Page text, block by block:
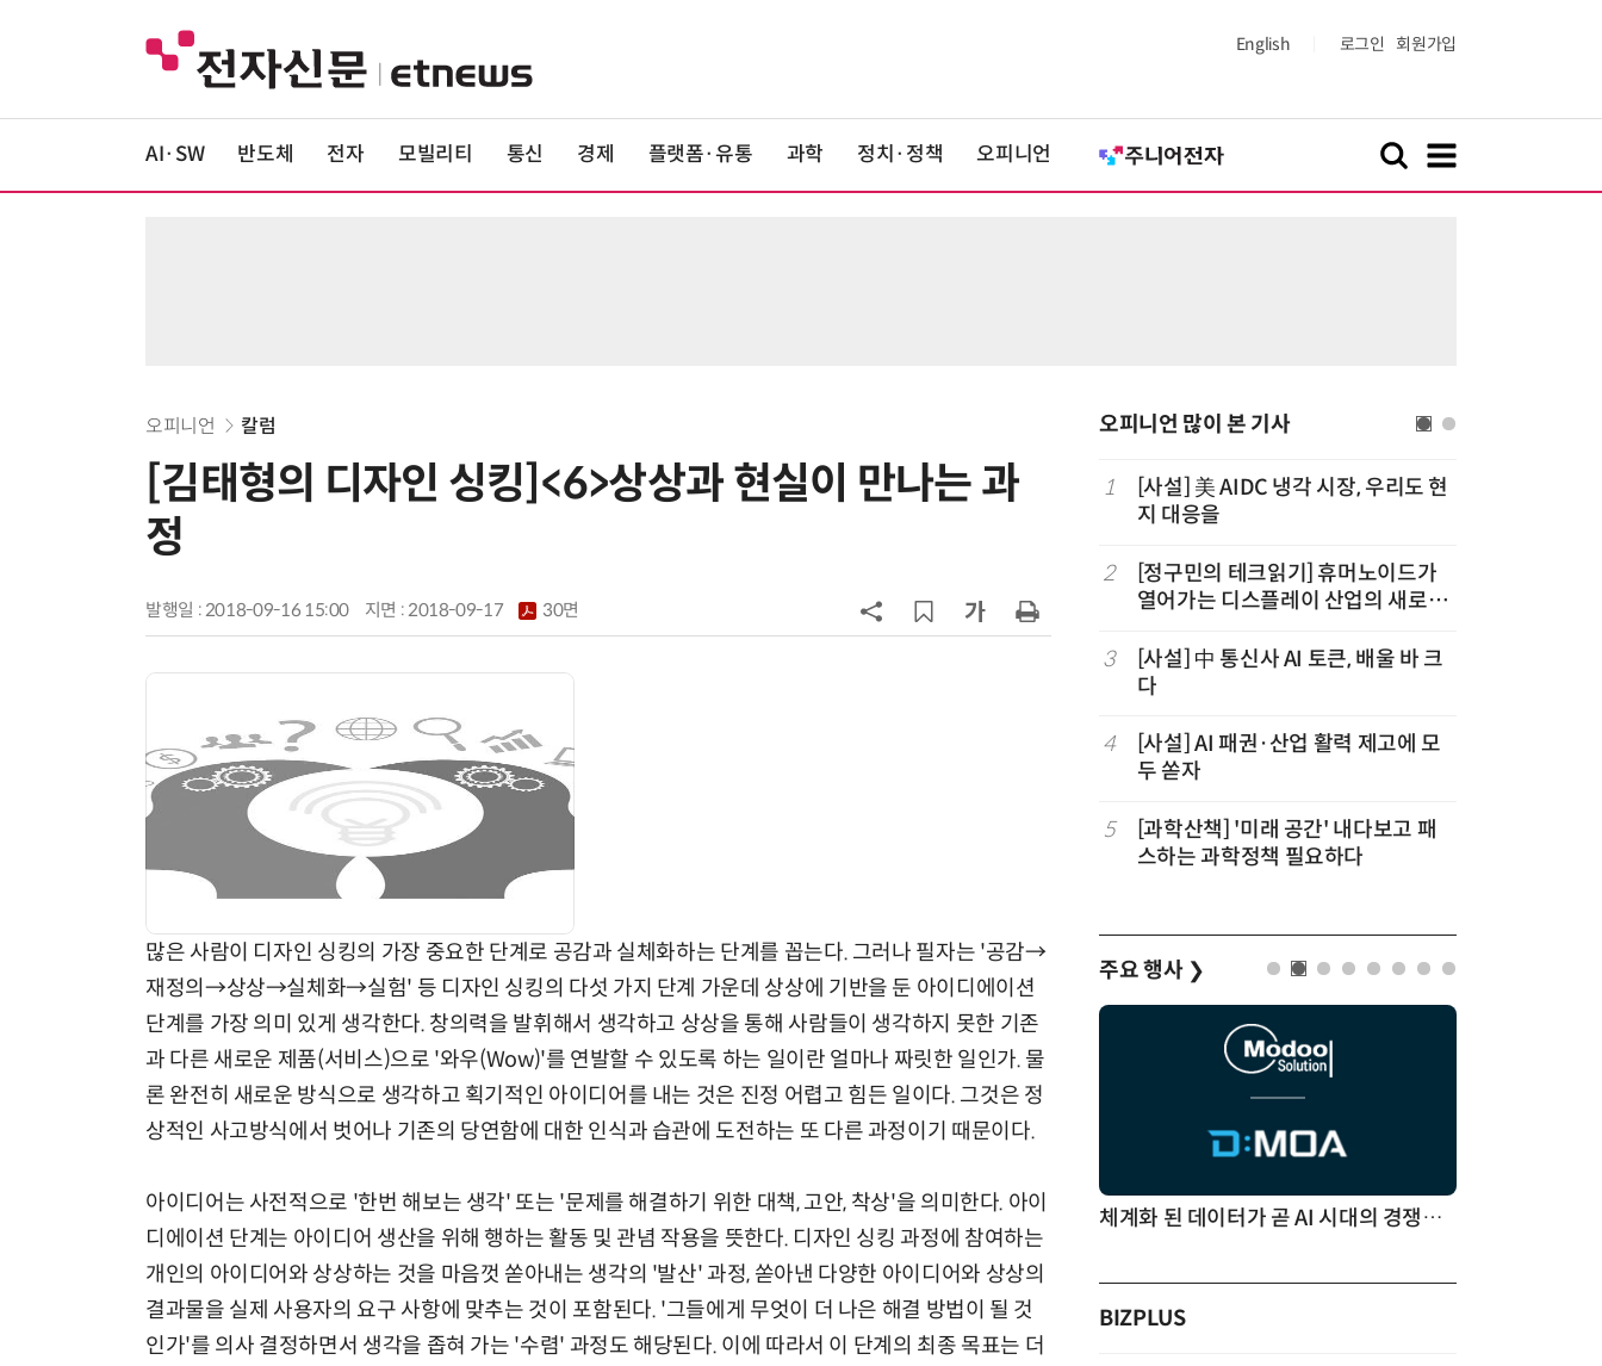
English 로그인 회원가입
AI·SW 반도체 전자 모빌리티 통신 경제 플랫폼·유통 과학 정치·정책 오피니언
오피니언 칼럼
[김태형의 디자인 싱킹]<6>상상과 현실이 만나는 과
정
발행일 : 2018-09-16 15:00 지면 :2018-09-17 30면
많은 사람이 디자인 싱킹의 가장 중요한 단계로 공감과 실체화하는 단계를 꼽는다. 그러나 필자는 '공감→
재정의→상상→실체화→실험' 등 디자인 싱킹의 다섯 가지 단계 가운데 상상에 기반을 둔 아이디에이션
단계를 가장 의미 있게 생각한다. 창의력을 발휘해서 생각하고 상상을 통해 사람들이 생각하지 못한 기존
과 다른 새로운 제품(서비스)으로 '와우(Wow)'를 연발할 수 있도록 하는 일이란 얼마나 짜릿한 일인가. 물
론 완전히 새로운 방식으로 생각하고 획기적인 아이디어를 내는 것은 진정 어렵고 힘든 일이다. 그것은 정
상적인 사고방식에서 벗어나 기존의 당연함에 대한 인식과 습관에 도전하는 또 다른 과정이기 때문이다.
아이디어는 사전적으로 '한번 해보는 생각' 또는 '문제를 해결하기 위한 대책, 고안, 착상'을 의미한다. 아이
디에이션 단계는 아이디어 생산을 위해 행하는 활동 및 관념 작용을 뜻한다. 디자인 싱킹 과정에 참여하는
개인의 아이디어와 상상하는 것을 마음껏 쏟아내는 생각의 '발산' 과정, 쏟아낸 다양한 아이디어와 상상의
결과물을 실제 사용자의 요구 사항에 맞추는 것이 포함된다. '그들에게 무엇이 더 나은 해결 방법이 될 것
인가'를 의사 결정하면서 생각을 좁혀 가는 '수렴' 과정도 해당된다. 이에 따라서 이 단계의 최종 목표는 더
오피니언 많이 본 기사
6
[전문가기고]공동주택의 열에너지까
1
[사설] 美 AIDC 냉각 시장, 우리도 현
지 대응을
2
[정구민의 테크읽기] 휴머노이드가
열어가는 디스플레이 산업의 새로운
3
[사설] 中 통신사 AI 토큰, 배울 바 크
다
4
[사설] AI 패권·산업 활력 제고에 모
두 쏟자
5
[과학산책] '미래 공간' 내다보고 패
스하는 과학정책 필요하다
주요 행사 ❯
AI Native Enterprise를 지원하는 AI Ready Data 플랫폼 활용 전략 AI 시대의 옵저버빌리티: GPU·LLM 모니터링부터 AI 기반 장애 대응까지 체계화 된 데이터가 곧 AI 시대의 경쟁력이다
BIZPLUS